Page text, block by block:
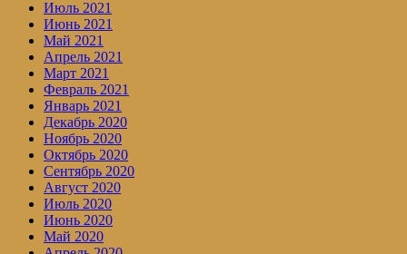
Июль 2021
Июнь 2021
Май 2021
Апрель 2021
Март 2021
Февраль 2021
Январь 2021
Декабрь 2020
Ноябрь 2020
Октябрь 2020
Сентябрь 2020
Август 2020
Июль 2020
Июнь 2020
Май 2020